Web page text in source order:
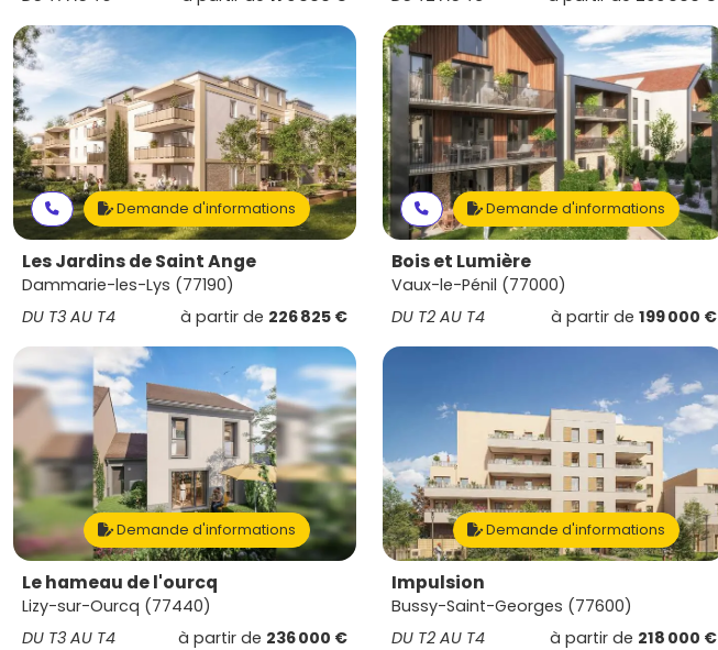
Demande d'informations
Les Jardins de Saint Ange
Dammarie-les-Lys (77190)
DU T3 AU T4
à partir de 226 825 €
Demande d'informations
Bois et Lumière
Vaux-le-Pénil (77000)
DU T2 AU T4
à partir de 199 000 €
Demande d'informations
Le hameau de l'ourcq
Lizy-sur-Ourcq (77440)
DU T3 AU T4
à partir de 236 000 €
Demande d'informations
Impulsion
Bussy-Saint-Georges (77600)
DU T2 AU T4
à partir de 218 000 €